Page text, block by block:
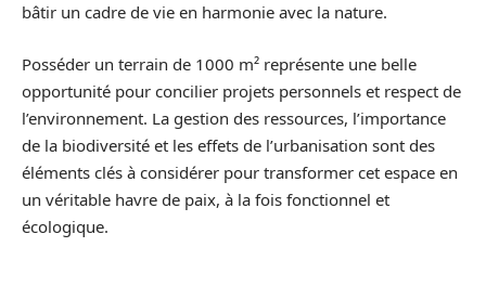
bâtir un cadre de vie en harmonie avec la nature.
Posséder un terrain de 1000 m² représente une belle
opportunité pour concilier projets personnels et respect de
l’environnement. La gestion des ressources, l’importance
de la biodiversité et les effets de l’urbanisation sont des
éléments clés à considérer pour transformer cet espace en
un véritable havre de paix, à la fois fonctionnel et
écologique.